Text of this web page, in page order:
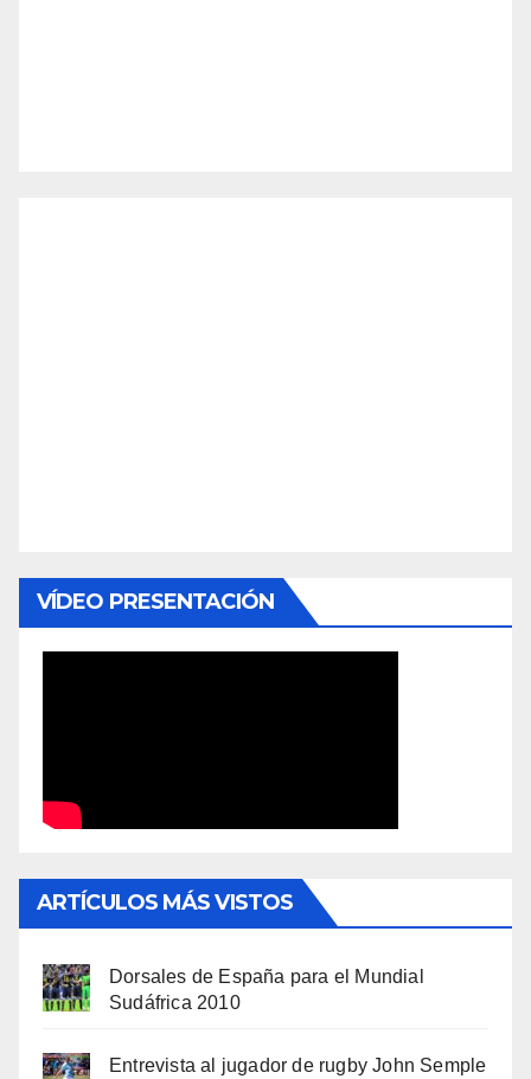
VÍDEO PRESENTACIÓN
ARTÍCULOS MÁS VISTOS
Dorsales de España para el Mundial
Sudáfrica 2010
Entrevista al jugador de rugby John Semple